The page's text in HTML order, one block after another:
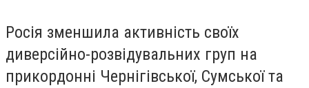
Росія зменшила активність своїх
диверсійно-розвідувальних груп на
прикордонні Чернігівської, Сумської та